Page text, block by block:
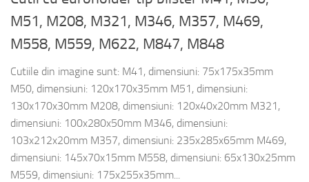
M51, M208, M321, M346, M357, M469,
M558, M559, M622, M847, M848
Cutiile din imagine sunt: M41, dimensiuni: 75x175x35mm
M50, dimensiuni: 120x170x35mm M51, dimensiuni:
130x170x30mm M208, dimensiuni: 120x40x20mm M321,
dimensiuni: 100x280x50mm M346, dimensiuni:
103x212x20mm M357, dimensiuni: 235x285x65mm M469,
dimensiuni: 145x70x15mm M558, dimensiuni: 65x130x25mm
M559, dimensiuni: 175x255x35mm...